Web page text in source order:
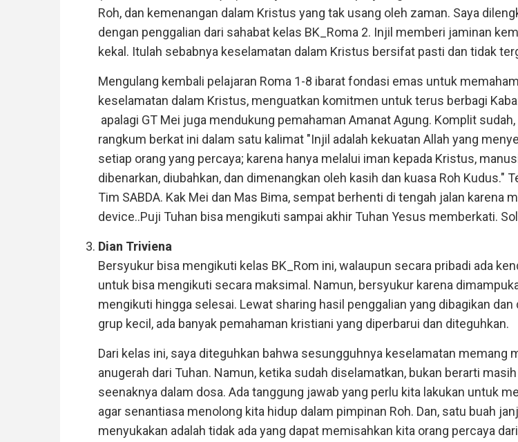
Roh, dan kemenangan dalam Kristus yang tak usang oleh zaman. Saya
dengan penggalian dari sahabat kelas BK_Roma 2. Injil memberi jaminan
kekal. Itulah sebabnya keselamatan dalam Kristus bersifat pasti dan tidak
Mengulang kembali pelajaran Roma 1-8 ibarat fondasi emas untuk
keselamatan dalam Kristus, menguatkan komitmen untuk terus berbagi
apalagi GT Mei juga mendukung pemahaman Amanat Agung. Komplit sudah,
rangkum berkat ini dalam satu kalimat "Injil adalah kekuatan Allah yang
setiap orang yang percaya; karena hanya melalui iman kepada Kristus,
dibenarkan, diubahkan, dan dimenangkan oleh kasih dan kuasa Roh Kudus."
Tim SABDA. Kak Mei dan Mas Bima, sempat berhenti di tengah jalan karena
device..Puji Tuhan bisa mengikuti sampai akhir Tuhan Yesus memberkati.
Dian Triviena
Bersyukur bisa mengikuti kelas BK_Rom ini, walaupun secara pribadi ada
untuk bisa mengikuti secara maksimal. Namun, bersyukur karena
mengikuti hingga selesai. Lewat sharing hasil penggalian yang dibagikan dan
grup kecil, ada banyak pemahaman kristiani yang diperbarui dan diteguhkan.
Dari kelas ini, saya diteguhkan bahwa sesungguhnya keselamatan memang
anugerah dari Tuhan. Namun, ketika sudah diselamatkan, bukan berarti
seenaknya dalam dosa. Ada tanggung jawab yang perlu kita lakukan untuk
agar senantiasa menolong kita hidup dalam pimpinan Roh. Dan, satu buah
menyukakan adalah tidak ada yang dapat memisahkan kita orang percaya